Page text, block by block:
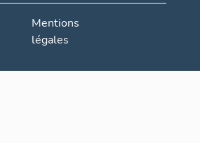
Mentions
légales